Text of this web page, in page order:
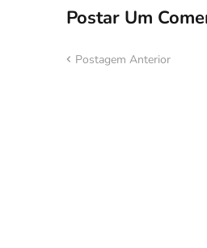
Postar Um
Postagem Anterior